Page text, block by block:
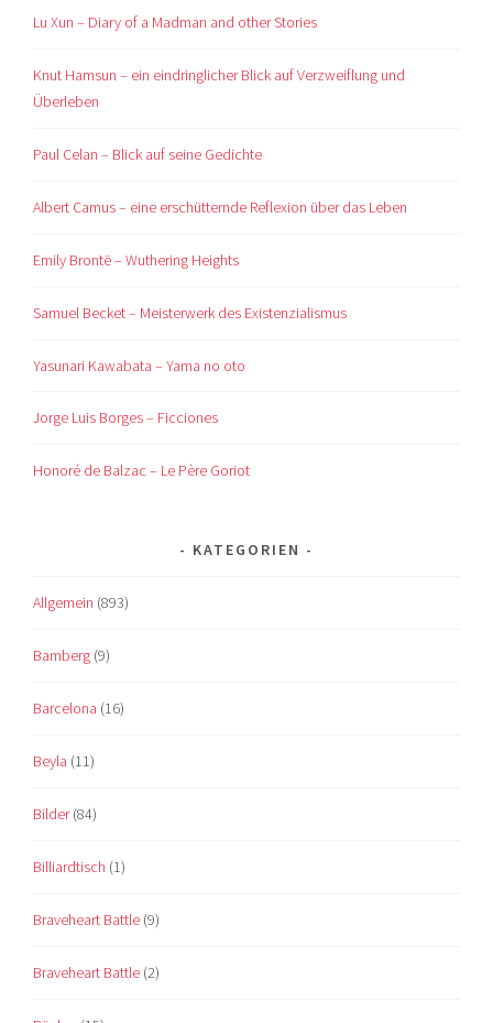
Lu Xun – Diary of a Madman and other Stories
Knut Hamsun – ein eindringlicher Blick auf Verzweiflung und
Überleben
Paul Celan – Blick auf seine Gedichte
Albert Camus – eine erschütternde Reflexion über das Leben
Emily Brontë – Wuthering Heights
Samuel Becket – Meisterwerk des Existenzialismus
Yasunari Kawabata – Yama no oto
Jorge Luis Borges – Ficciones
Honoré de Balzac – Le Père Goriot
KATEGORIEN
Allgemein (893)
Bamberg (9)
Barcelona (16)
Beyla (11)
Bilder(84)
Billiardtisch (1)
Braveheart Battle (9)
Braveheart Battle (2)